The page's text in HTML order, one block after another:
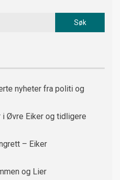
nyheter fra politi og
i Øvre Eiker og tidligere
– Eiker
og Lier